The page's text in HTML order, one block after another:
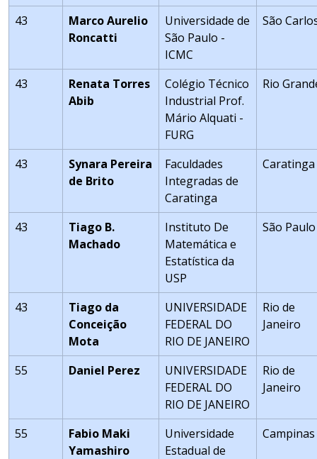
43
Marco Aurelio
Roncatti
Universidade de
São Paulo -
ICMC
São
43
Renata Torres
Abib
Colégio Técnico
Industrial Prof.
Mário Alquati -
FURG
Rio
43
Synara Pereira
de Brito
Faculdades
Integradas de
Caratinga
Caratinga
43
Tiago B.
Machado
Instituto De
Matemática e
Estatística da
USP
São Paulo
43
Tiago da
Conceição
Mota
UNIVERSIDADE
FEDERAL DO
RIO DE JANEIRO
Rio de
Janeiro
55 Daniel Perez
UNIVERSIDADE
FEDERAL DO
RIO DE JANEIRO
Rio de
Janeiro
55
Fabio Maki
Yamashiro
Universidade
Estadual de
Campinas